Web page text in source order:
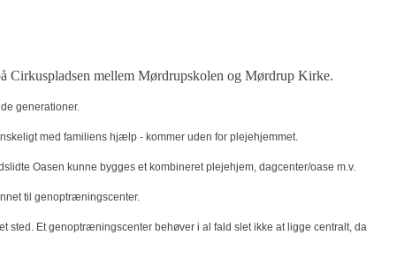
Cirkuspladsen mellem Mørdrupskolen og Mørdrup Kirke.
generationer.
med familiens hjælp - kommer uden for plejehjemmet.
Oasen kunne bygges et kombineret plejehjem, dagcenter/oase m.v.
til genoptræningscenter.
sted. Et genoptræningscenter behøver i al fald slet ikke at ligge centralt, da